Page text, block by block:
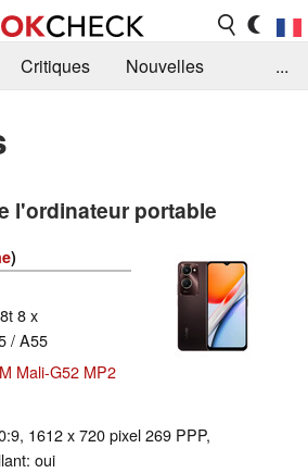
Critiques
Nouvelles
...
l'ordinateur portable
)
8 x
/ A55
Mali-G52 MP2
1612 x 720 pixel 269 PPP,
oui